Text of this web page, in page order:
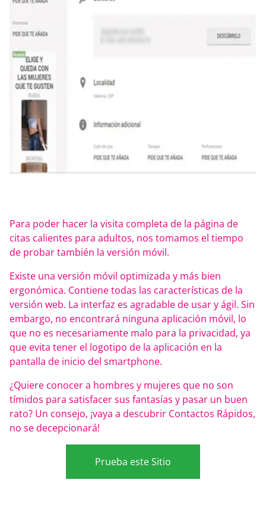
Para poder hacer la visita completa de la página de
citas calientes para adultos, nos tomamos el tiempo
de probar también la versión móvil.
Existe una versión móvil optimizada y más bien
ergonómica. Contiene todas las características de la
versión web. La interfaz es agradable de usar y ágil. Sin
embargo, no encontrará ninguna aplicación móvil, lo
que no es necesariamente malo para la privacidad, ya
que evita tener el logotipo de la aplicación en la
pantalla de inicio del smartphone.
¿Quiere conocer a hombres y mujeres que no son
tímidos para satisfacer sus fantasías y pasar un buen
rato? Un consejo, ¡vaya a descubrir Contactos Rápidos,
no se decepcionará!
Prueba este Sitio